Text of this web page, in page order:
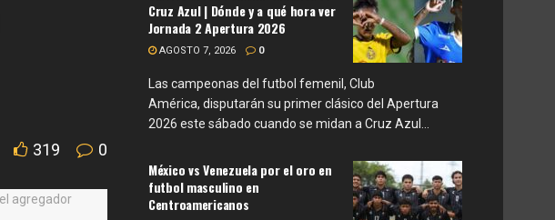
319 0
Cruz Azul | Dónde y a qué hora ver
Jornada 2 Apertura 2026
AGOSTO 7, 2026 0
Las campeonas del futbol femenil, Club
América, disputarán su primer clásico del Apertura
2026 este sábado cuando se midan a Cruz Azul...
México vs Venezuela por el oro en
futbol masculino en
Centroamericanos